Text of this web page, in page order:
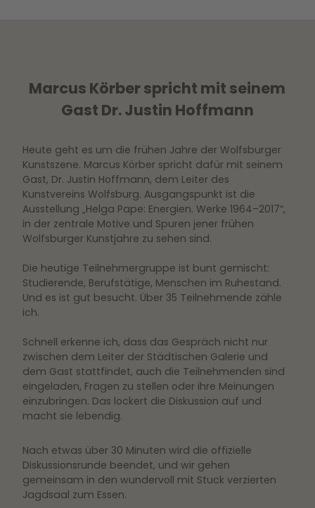
Marcus Körber spricht mit seinem
Gast Dr. Justin Hoffmann
Heute geht es um die frühen Jahre der Wolfsburger
Kunstszene. Marcus Körber spricht dafür mit seinem
Gast, Dr. Justin Hoffmann, dem Leiter des
Kunstvereins Wolfsburg. Ausgangspunkt ist die
Ausstellung „Helga Pape: Energien. Werke 1964–2017“,
in der zentrale Motive und Spuren jener frühen
Wolfsburger Kunstjahre zu sehen sind.
Die heutige Teilnehmergruppe ist bunt gemischt:
Studierende, Berufstätige, Menschen im Ruhestand.
Und es ist gut besucht. Über 35 Teilnehmende zähle
ich.
Schnell erkenne ich, dass das Gespräch nicht nur
zwischen dem Leiter der Städtischen Galerie und
dem Gast stattfindet, auch die Teilnehmenden sind
eingeladen, Fragen zu stellen oder ihre Meinungen
einzubringen. Das lockert die Diskussion auf und
macht sie lebendig.
Nach etwas über 30 Minuten wird die offizielle
Diskussionsrunde beendet, und wir gehen
gemeinsam in den wundervoll mit Stuck verzierten
Jagdsaal zum Essen.